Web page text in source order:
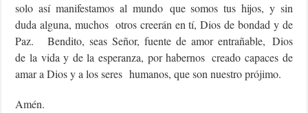
solo así manifestamos al mundo que somos tus hijos, y sin
duda alguna, muchos otros creerán en tí, Dios de bondad y de
Paz. Bendito, seas Señor, fuente de amor entrañable, Dios
de la vida y de la esperanza, por habernos creado capaces de
amar a Dios y a los seres humanos, que son nuestro prójimo.
Amén.